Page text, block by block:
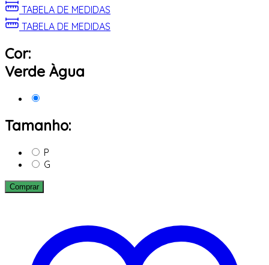
TABELA DE MEDIDAS
TABELA DE MEDIDAS
Cor:
Verde Àgua
Tamanho:
P
G
Comprar